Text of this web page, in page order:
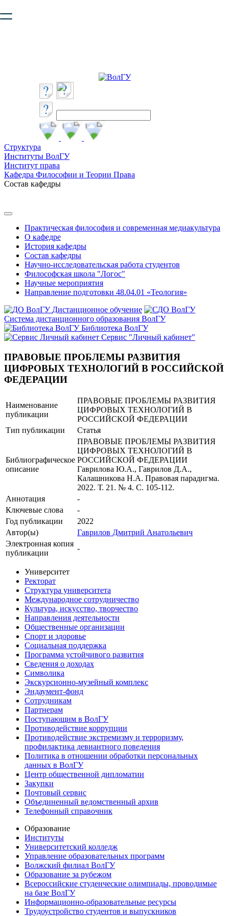
безопасную работу с сайтом. Пожалуйста
Структура
Институты ВолГУ
Институт права
Кафедра Философии и Теории Права
Состав кафедры
Практическая философия и современная медиакультура
О кафедре
История кафедры
Состав кафедры
Научно-исследовательская работа студентов
Философская школа "Логос"
Научные мероприятия
Направление подготовки 48.04.01 «Теология»
Дистанционное обучение
Система дистанционного образования ВолГУ
Библиотека ВолГУ
Сервис "Личный кабинет"
ПРАВОВЫЕ ПРОБЛЕМЫ РАЗВИТИЯ
ЦИФРОВЫХ ТЕХНОЛОГИЙ В РОССИЙСКОЙ
ФЕДЕРАЦИИ
Наименование
публикации
ПРАВОВЫЕ ПРОБЛЕМЫ РАЗВИТИЯ
ЦИФРОВЫХ ТЕХНОЛОГИЙ В
РОССИЙСКОЙ ФЕДЕРАЦИИ
Тип публикации
Статья
Библиографическое
описание
ПРАВОВЫЕ ПРОБЛЕМЫ РАЗВИТИЯ
ЦИФРОВЫХ ТЕХНОЛОГИЙ В
РОССИЙСКОЙ ФЕДЕРАЦИИ
Гаврилова Ю.А., Гаврилов Д.А.,
Калашникова Н.А. Правовая парадигма.
2022. Т. 21. № 4. С. 105-112.
Аннотация
-
Ключевые cлова
-
Год публикации
2022
Автор(ы)
Гаврилов Дмитрий Анатольевич
Электронная копия
публикации
-
Университет
Ректорат
Структура университета
Международное сотрудничество
Культура, искусство, творчество
Направления деятельности
Общественные организации
Спорт и здоровье
Социальная поддержка
Программа устойчивого развития
Сведения о доходах
Символика
Экскурсионно-музейный комплекс
Эндаумент-фонд
Сотрудникам
Партнерам
Поступающим в ВолГУ
Противодействие коррупции
Противодействие экстремизму и терроризму,
профилактика девиантного поведения
Политика в отношении обработки персональных
данных в ВолГУ
Центр общественной дипломатии
Закупки
Почтовый сервис
Объединенный ведомственный архив
Телефонный справочник
Образование
Институты
Университетский колледж
Управление образовательных программ
Волжский филиал ВолГУ
Образование за рубежом
Всероссийские студенческие олимпиады, проводимые
на базе ВолГУ
Информационно-образовательные ресурсы
Трудоустройство студентов и выпускников